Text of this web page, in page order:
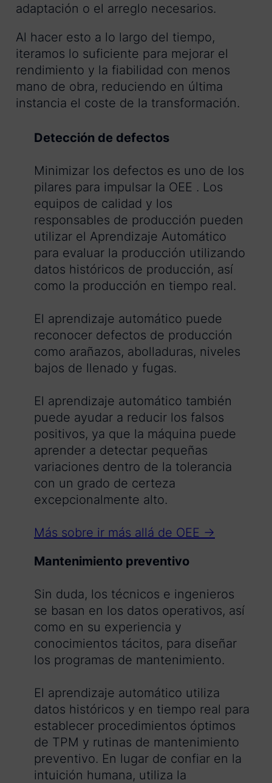
adaptación o el arreglo necesarios.
Al hacer esto a lo largo del tiempo,
iteramos lo suficiente para mejorar el
rendimiento y la fiabilidad con menos
mano de obra, reduciendo en última
instancia el coste de la transformación.
Detección de defectos
Minimizar los defectos es uno de los
pilares para impulsar la OEE . Los
equipos de calidad y los
responsables de producción pueden
utilizar el Aprendizaje Automático
para evaluar la producción utilizando
datos históricos de producción, así
como la producción en tiempo real.
El aprendizaje automático puede
reconocer defectos de producción
como arañazos, abolladuras, niveles
bajos de llenado y fugas.
El aprendizaje automático también
puede ayudar a reducir los falsos
positivos, ya que la máquina puede
aprender a detectar pequeñas
variaciones dentro de la tolerancia
con un grado de certeza
excepcionalmente alto.
Más sobre ir más allá de OEE →
Mantenimiento preventivo
Sin duda, los técnicos e ingenieros
se basan en los datos operativos, así
como en su experiencia y
conocimientos tácitos, para diseñar
los programas de mantenimiento.
El aprendizaje automático utiliza
datos históricos y en tiempo real para
establecer procedimientos óptimos
de TPM y rutinas de mantenimiento
preventivo. En lugar de confiar en la
intuición humana, utiliza la